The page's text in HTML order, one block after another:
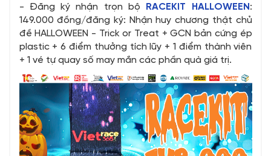
- Đăng ký nhận trọn bộ
RACEKIT HALLOWEEN:
149.000 đồng/đăng ký: Nhận huy chương thật chủ
đề HALLOWEEN - Trick or Treat + GCN bản cứng ép
plastic + 6 điểm thưởng tích lũy + 1 điểm thành viên
+ 1 vé tự quay số may mắn các phần quà giá trị.